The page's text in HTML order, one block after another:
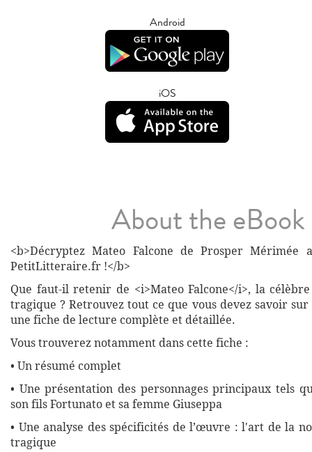
Android
iOS
About the eBook
<b>Décryptez Mateo Falcone de Prosper Mérimée
PetitLitteraire.fr !</b>
Que faut-il retenir de <i>Mateo Falcone</i>, la
tragique ? Retrouvez tout ce que vous devez savoir
une fiche de lecture complète et détaillée.
Vous trouverez notamment dans cette fiche :
• Un résumé complet
• Une présentation des personnages principaux tels
son fils Fortunato et sa femme Giuseppa
• Une analyse des spécificités de l’œuvre : l'art de la
tragique